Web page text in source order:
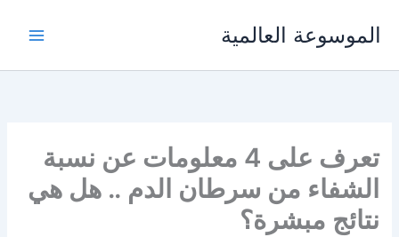
الموسوعة العالمية
تعرف على 4 معلومات عن نسبة
الشفاء من سرطان الدم .. هل هي
نتائج مبشرة؟